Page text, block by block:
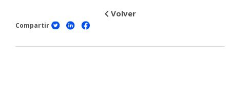
Volver
Compartir